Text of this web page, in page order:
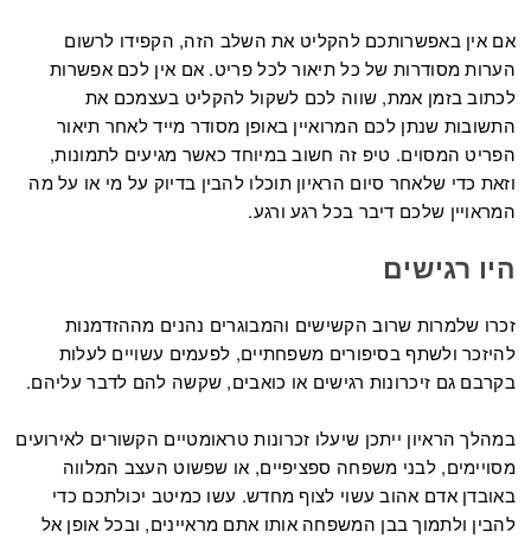
אם אין באפשרותכם להקליט את השלב הזה, הקפידו לרשום
הערות מסודרות של כל תיאור לכל פריט. אם אין לכם אפשרות
לכתוב בזמן אמת, שווה לכם לשקול להקליט בעצמכם את
התשובות שנתן לכם המרואיין באופן מסודר מייד לאחר תיאור
הפריט המסוים. טיפ זה חשוב במיוחד כאשר מגיעים לתמונות,
וזאת כדי שלאחר סיום הראיון תוכלו להבין בדיוק על מי או על מה
המראויין שלכם דיבר בכל רגע ורגע.
היו רגישים
זכרו שלמרות שרוב הקשישים והמבוגרים נהנים מההזדמנות
להיזכר ולשתף בסיפורים משפחתיים, לפעמים עשויים לעלות
בקרבם גם זיכרונות רגישים או כואבים, שקשה להם לדבר עליהם.
במהלך הראיון ייתכן שיעלו זכרונות טראומטיים הקשורים לאירועים
מסויימים, לבני משפחה ספציפיים, או שפשוט העצב המלווה
באובדן אדם אהוב עשוי לצוף מחדש. עשו כמיטב יכולתכם כדי
להבין ולתמוך בבן המשפחה אותו אתם מראיינים, ובכל אופן אל